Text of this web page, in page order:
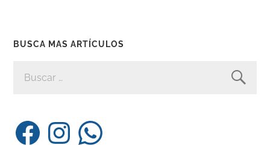
BUSCA MAS ARTÍCULOS
FacebookInstagramWhatsApp